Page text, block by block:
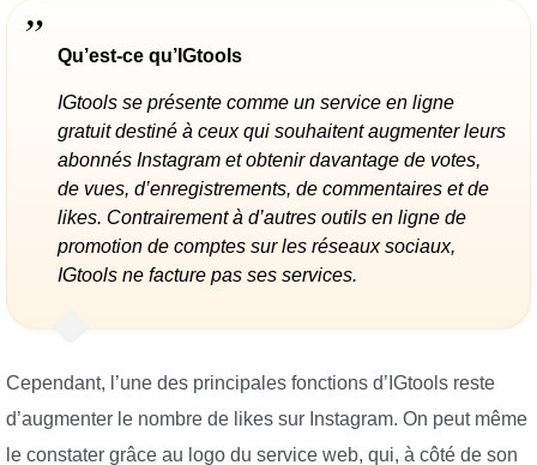
Qu’est-ce qu’IGtools
IGtools se présente comme un service en ligne
gratuit destiné à ceux qui souhaitent augmenter leurs
abonnés Instagram et obtenir davantage de votes,
de vues, d’enregistrements, de commentaires et de
likes. Contrairement à d’autres outils en ligne de
promotion de comptes sur les réseaux sociaux,
IGtools ne facture pas ses services.
Cependant, l’une des principales fonctions d’IGtools reste
d’augmenter le nombre de likes sur Instagram. On peut même
le constater grâce au logo du service web, qui, à côté de son